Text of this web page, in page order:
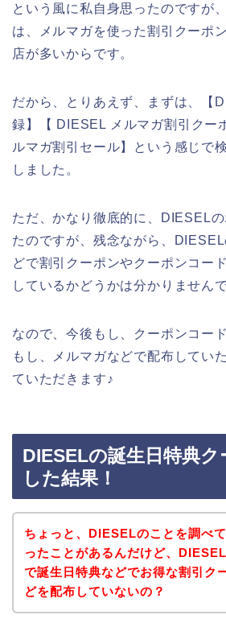
という風に私自身思ったのですが
は、メルマガを使った割引クーポ
店が多いからです。
だから、とりあえず、まずは、【
録】【 DIESEL メルマガ割引クー
ルマガ割引セール】という感じで
しました。
ただ、かなり徹底的に、DIESEL
たのですが、残念ながら、
どで割引クーポンやクーポンコー
しているかどうかは分かりませんで
なので、今後もし、クーポンコー
もし、メルマガなどで配布してい
ていただきます♪
DIESELの誕生日特典
した結果！
ちょっと、DIESELのことを調べ
ったことがあるんだけど、
で誕生日特典などでお得な割引ク
どを配布していないの？